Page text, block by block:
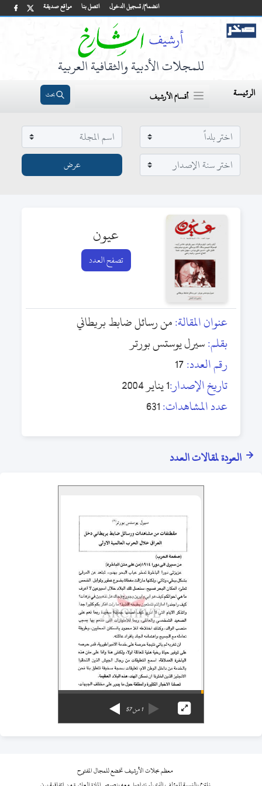
مواقع صديقة اتصل بنا انضمام/ تسجيل الدخول
للمجلات الأدبية والثقافية العربية
الرئيسة أقسام الأرشيف بحث
عيون
تصفح العدد
عنوان المقالة:من رسائل ضابط بريطاني
بقلم:سيرل يوستس بورتر
رقم العدد:17
تاريخ الإصدار:1 يناير 2004
عدد المشاهدات:631
العودة لمقالات العدد
1من57
معظم مجلات الأرشيف تخضع للمجال المفتوح